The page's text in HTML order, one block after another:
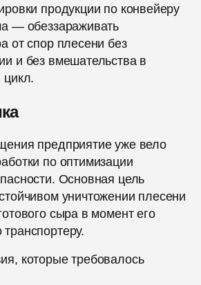
продукции по конвейеру
— обеззараживать
от спор плесени без
и без вмешательства в
цикл.
предприятие уже вело
по оптимизации
Основная цель
уничтожении плесени
сыра в момент его
которые требовалось